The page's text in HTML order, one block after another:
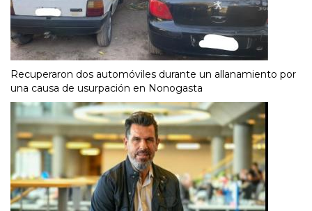
Recuperaron dos automóviles durante un allanamiento por
una causa de usurpación en Nonogasta